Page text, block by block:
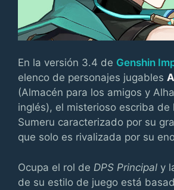
En la versión 3.4 de Genshin
elenco de personajes jugables
(Almacén para los amigos y
inglés), el misterioso escriba de
Sumeru caracterizado por su
que solo es rivalizada por su
Ocupa el rol de DPS Principal y
de su estilo de juego está